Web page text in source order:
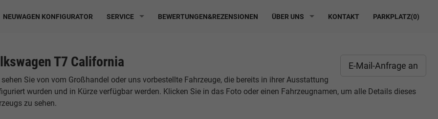
NEUWAGEN KONFIGURATOR SERVICE BEWERTUNGEN&REZENSIONEN ÜBER UNS KONTAKT PARKPLATZ(0)
E-Mail-Anfrage an
T7 California
sehen Sie von vom Großhandel oder uns vorbestellte Fahrzeuge, die bereits in ihrer Ausstattung
wurden und in Kürze verfügbar werden. Klicken Sie in das Foto oder einen Fahrzeugnamen, um alle Details dieses
zu sehen.